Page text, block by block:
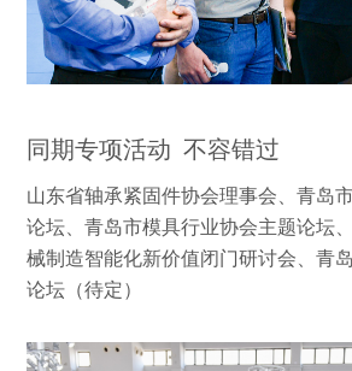
同期专项活动 不容错过
山东省轴承紧固件协会理事会、青岛
论坛、青岛市模具行业协会主题论坛、
械制造智能化新价值闭门研讨会、青
论坛（待定）